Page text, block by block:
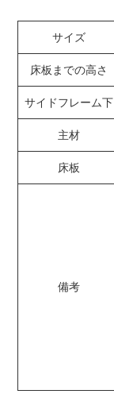
サイズ
床板までの高さ
サイドフレーム下
主材
床板
備考